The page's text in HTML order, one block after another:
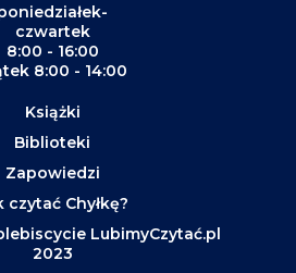
czwartek
8:00 - 16:00
8:00 - 14:00
Książki
Biblioteki
Zapowiedzi
czytać Chyłkę?
LubimyCzytać.pl
2023